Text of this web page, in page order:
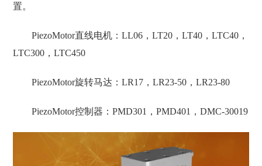
置。
PiezoMotor直线电机：LL06，LT20，LT40，LTC40，
LTC300，LTC450
PiezoMotor旋转马达：LR17，LR23-50，LR23-80
PiezoMotor控制器：PMD301，PMD401，DMC-30019